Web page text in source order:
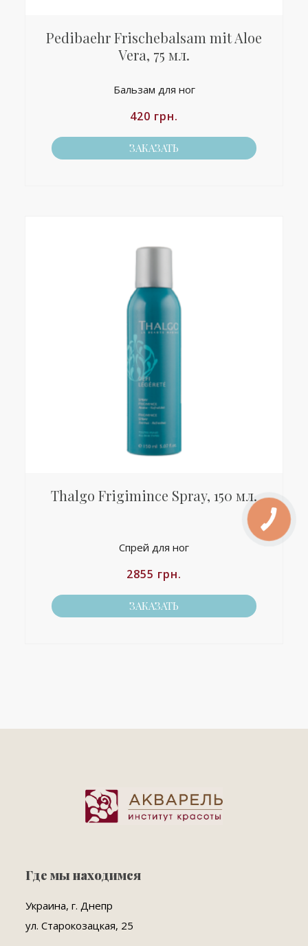
Pedibaehr Frischebalsam mit Aloe
Vera, 75 мл.
Бальзам для ног
420 грн.
ЗАКАЗАТЬ
Thalgo Frigimince Spray, 150 мл.
Спрей для ног
2855 грн.
ЗАКАЗАТЬ
Где мы находимся
Украина, г. Днепр
ул. Старокозацкая, 25